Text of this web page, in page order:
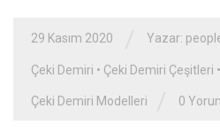
29 Kasım 2020 Yazar:
Çeki Demiri • Çeki Demiri Çeşitleri •
Çeki Demiri Modelleri 0